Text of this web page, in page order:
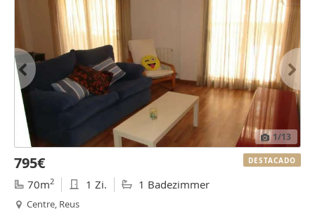
1/13
795€
70m2 1 Zi. 1 Badezimmer
Centre, Reus
DESTACADO